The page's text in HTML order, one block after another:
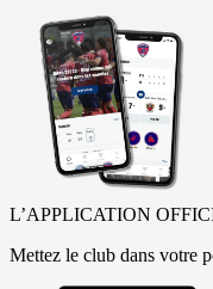
L’APPLICATION
Mettez le club dans votre